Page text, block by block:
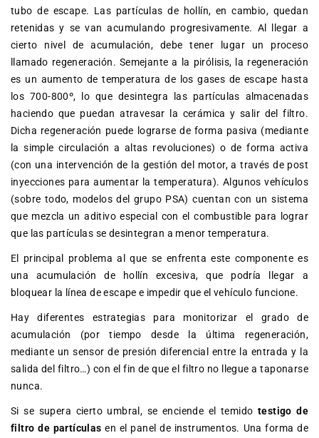
tubo de escape. Las partículas de hollín, en cambio, quedan
retenidas y se van acumulando progresivamente. Al llegar a
cierto nivel de acumulación, debe tener lugar un proceso
llamado regeneración. Semejante a la pirólisis, la regeneración
es un aumento de temperatura de los gases de escape hasta
los 700-800º, lo que desintegra las partículas almacenadas
haciendo que puedan atravesar la cerámica y salir del filtro.
Dicha regeneración puede lograrse de forma pasiva (mediante
la simple circulación a altas revoluciones) o de forma activa
(con una intervención de la gestión del motor, a través de post
inyecciones para aumentar la temperatura). Algunos vehículos
(sobre todo, modelos del grupo PSA) cuentan con un sistema
que mezcla un aditivo especial con el combustible para lograr
que las partículas se desintegran a menor temperatura.
El principal problema al que se enfrenta este componente es
una acumulación de hollín excesiva, que podría llegar a
bloquear la línea de escape e impedir que el vehículo funcione.
Hay diferentes estrategias para monitorizar el grado de
acumulación (por tiempo desde la última regeneración,
mediante un sensor de presión diferencial entre la entrada y la
salida del filtro…) con el fin de que el filtro no llegue a taponarse
nunca.
Si se supera cierto umbral, se enciende el temido testigo de
filtro de partículas en el panel de instrumentos. Una forma de